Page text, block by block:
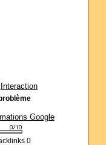
Interaction
Google
0